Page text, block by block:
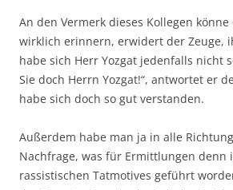
An den Vermerk dieses Kollegen
wirklich erinnern, erwidert der Zeuge,
habe sich Herr Yozgat jedenfalls nicht
Sie doch Herrn Yozgat!“, antwortet er
habe sich doch so gut verstanden.
Außerdem habe man ja in alle
Nachfrage, was für Ermittlungen denn
rassistischen Tatmotives geführt